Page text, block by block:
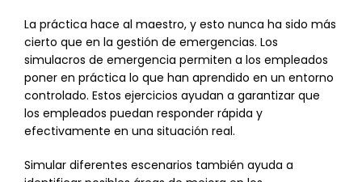
La práctica hace al maestro, y esto nunca ha sido más
cierto que en la gestión de emergencias. Los
simulacros de emergencia permiten a los empleados
poner en práctica lo que han aprendido en un entorno
controlado. Estos ejercicios ayudan a garantizar que
los empleados puedan responder rápida y
efectivamente en una situación real.
Simular diferentes escenarios también ayuda a